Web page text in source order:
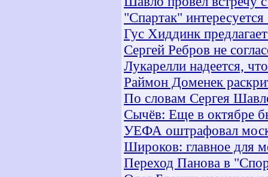
"Спартак"
Гус Хиддинк
Сергей Ребров не
Лукарелли надеется,
Раймон Доменек
По словам Сергея
Сычёв: Еще в октябре
УЕФА оштрафовал
Широков: главное для
Переход Панова в